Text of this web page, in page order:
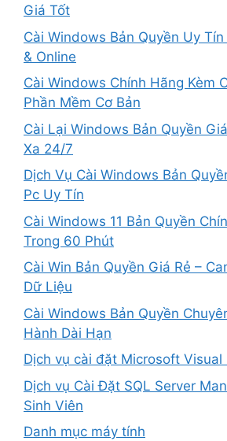
Giá Tốt
Cài Windows Bản Quyền Uy
& Online
Cài Windows Chính Hãng Kèm
Phần Mềm Cơ Bản
Cài Lại Windows Bản Quyền
Xa 24/7
Dịch Vụ Cài Windows Bản
Pc Uy Tín
Cài Windows 11 Bản Quyền
Trong 60 Phút
Cài Win Bản Quyền Giá Rẻ –
Dữ Liệu
Cài Windows Bản Quyền
Hành Dài Hạn
Dịch vụ cài đặt Microsoft Visual
Dịch vụ Cài Đặt SQL Server
Sinh Viên
Danh mục máy tính